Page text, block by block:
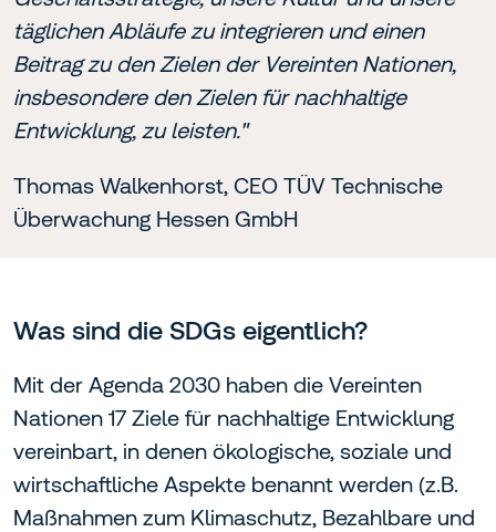
täglichen Abläufe zu integrieren und einen
Beitrag zu den Zielen der Vereinten Nationen,
insbesondere den Zielen für nachhaltige
Entwicklung, zu leisten."
Thomas Walkenhorst, CEO TÜV Technische
Überwachung Hessen GmbH
Was sind die SDGs eigentlich?
Mit der Agenda 2030 haben die Vereinten
Nationen 17 Ziele für nachhaltige Entwicklung
vereinbart, in denen ökologische, soziale und
wirtschaftliche Aspekte benannt werden (z.B.
Maßnahmen zum Klimaschutz, Bezahlbare und